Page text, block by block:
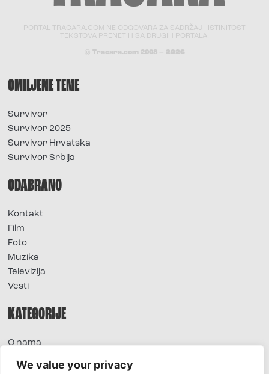
We value your privacy
PORTAL TRACARA.COM NE ODGOVARA ZA SADRŽAJ I ISTINITOST
TEKSTOVA PRENETIH SA DRUGIH PORTALA.
© Tracara.com 2008 – 2026
OMILJENE TEME
Survivor
Survivor 2025
Survivor Hrvatska
Survivor Srbija
ODABRANO
Kontakt
Film
Foto
Muzika
Televizija
Vesti
KATEGORIJE
O nama
Extra